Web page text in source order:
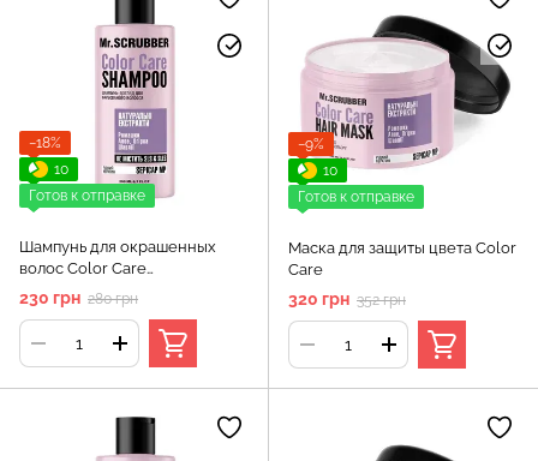
−18%
10
Готов к отправке
Шампунь для окрашенных
волос Color Care
Mr.SCRUBBER 200 мл
230 грн 280 грн
−9%
10
Готов к отправке
Маска для защиты цвета Color
Care
320 грн 352 грн